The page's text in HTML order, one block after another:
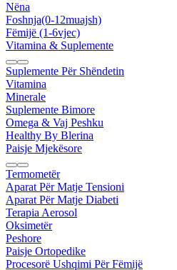
Nëna
Foshnja(0-12muajsh)
Fëmijë (1-6vjec)
Vitamina & Suplemente
Suplemente Për Shëndetin
Vitamina
Minerale
Suplemente Bimore
Omega & Vaj Peshku
Healthy By Blerina
Paisje Mjekësore
Termometër
Aparat Për Matje Tensioni
Aparat Për Matje Diabeti
Terapia Aerosol
Oksimetër
Peshore
Paisje Ortopedike
Procesorë Ushqimi Për Fëmijë